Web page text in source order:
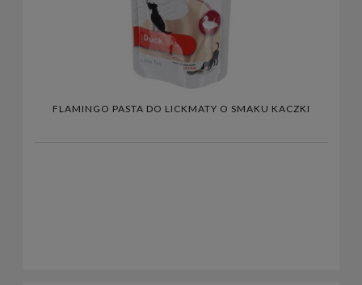
FLAMINGO PASTA DO LICKMATY O SMAKU KACZKI